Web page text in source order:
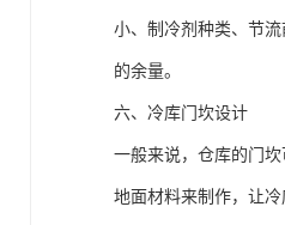
小、制冷剂种类、节
的余量。
六、冷库门坎设计
一般来说，仓库的门
地面材料来制作，让冷